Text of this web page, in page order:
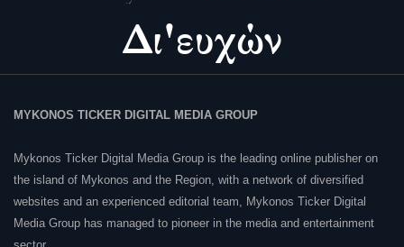
MYKONOS TICKER DIGITAL MEDIA GROUP
Mykonos Ticker Digital Media Group is the leading online publisher on
the island of Mykonos and the Region, with a network of diversified
websites and an experienced editorial team, Mykonos Ticker Digital
Media Group has managed to pioneer in the media and entertainment